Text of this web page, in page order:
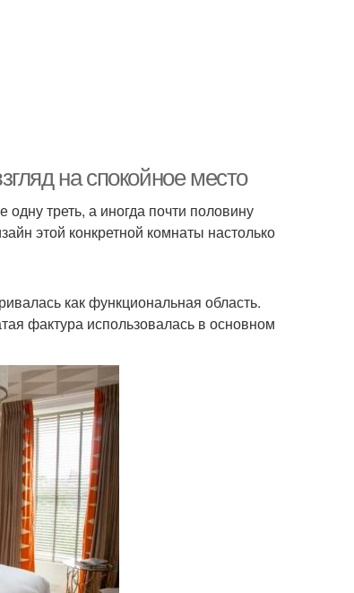
на спокойное место
треть, а иногда почти половину
этой конкретной комнаты настолько
как функциональная область.
фактура использовалась в основном